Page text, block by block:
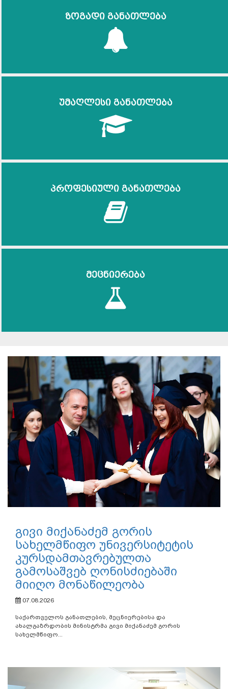
ზოგადი განათლება
უმაღლესი განათლება
პროფესიული განათლება
მეცნიერება
გივი მიქანაძემ გორის
სახელმწიფო უნივერსიტეტის
კურსდამთავრებულთა
გამოსაშვებ ღონისძიებაში
მიიღო მონაწილეობა
07.08.2026
საქართველოს განათლების, მეცნიერებისა და
ახალგაზრდობის მინისტრმა გივი მიქანაძემ გორის
სახელმწიფო...